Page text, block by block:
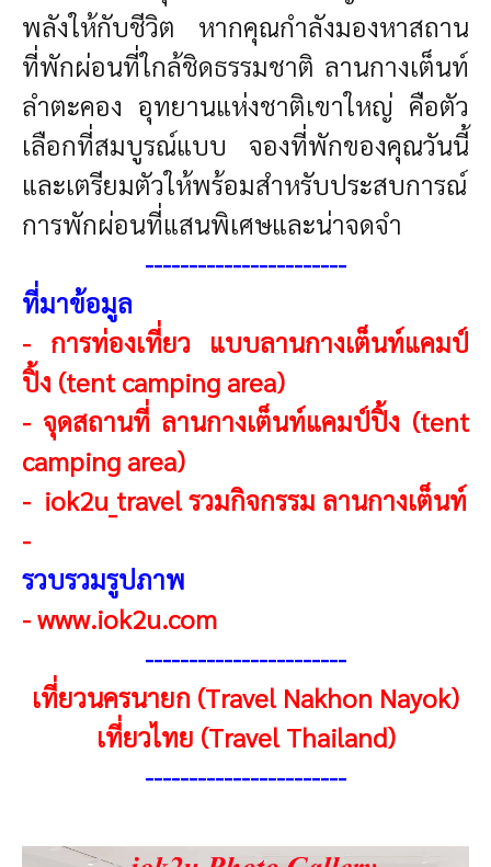
พลังให้กับชีวิต หากคุณกำลังมองหาสถาน
ที่พักผ่อนที่ใกล้ชิดธรรมชาติ ลานกางเต็นท์
ลำตะคอง อุทยานแห่งชาติเขาใหญ่ คือตัว
เลือกที่สมบูรณ์แบบ จองที่พักของคุณวันนี้
และเตรียมตัวให้พร้อมสำหรับประสบการณ์
การพักผ่อนที่แสนพิเศษและน่าจดจำ
-----------------------
ที่มาข้อมูล
- การท่องเที่ยว แบบลานกางเต็นท์แคมป์
ปิ้ง (tent camping area)
- จุดสถานที่ ลานกางเต็นท์แคมป์ปิ้ง (tent
camping area)
- iok2u_travel รวมกิจกรรม ลานกางเต็นท์
-
รวบรวมรูปภาพ
-www.iok2u.com
-----------------------
เที่ยวนครนายก (Travel Nakhon Nayok)
เที่ยวไทย (Travel Thailand)
-----------------------